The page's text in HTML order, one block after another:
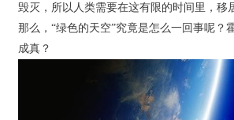
毁灭，所以人类需要在这有限的时间里，移
那么，“绿色的天空”究竟是怎么一回事呢？
成真？